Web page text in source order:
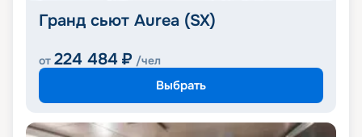
Гранд сьют Aurea (SX)
от 224 484 ₽ /чел
Выбрать